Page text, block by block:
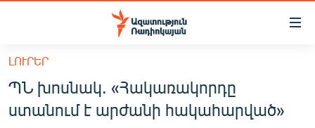
Մատչելիության
հիմնական
բովանդակությանը
հիմնական
ՀԱՅԱՍՏԱՆ
ԼՈՒՐԵՐ
ՊՆ խոսնակ. «Հակառակորդը
ստանում է արժանի հակահարված»